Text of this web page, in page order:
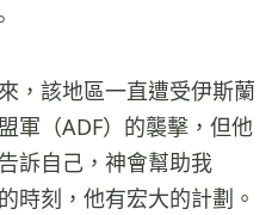
，該地區一直遭受伊斯蘭
軍（ADF）的襲擊，但他
訴自己，神會幫助我
時刻，他有宏大的計劃。